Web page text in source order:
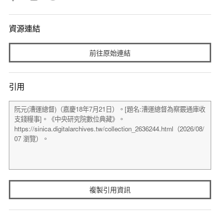
資源連結
前往原始連結
引用
複製引用資訊